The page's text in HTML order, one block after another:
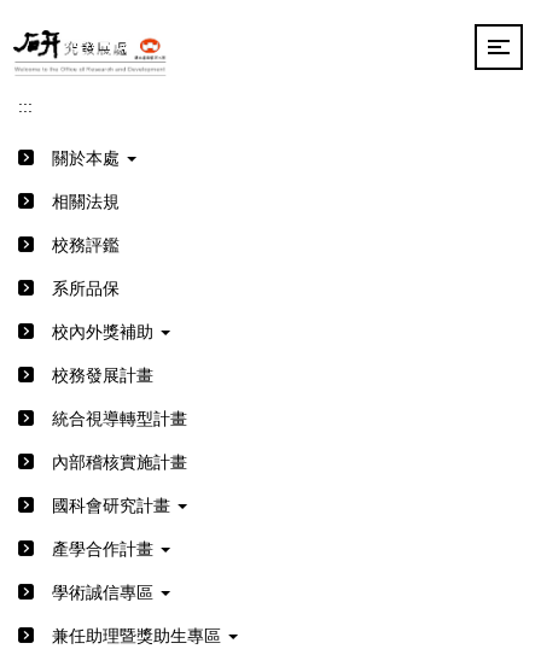
到
主
內
區
:::
關於本處
相關法規
校務評鑑
系所品保
校內外獎補助
校務發展計畫
統合視導轉型計畫
內部稽核實施計畫
國科會研究計畫
產學合作計畫
學術誠信專區
兼任助理暨獎助生專區